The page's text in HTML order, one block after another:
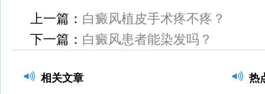
上一篇： 白癜风植皮手术疼不疼？
下一篇： 白癜风患者能染发吗？
相关文章 热